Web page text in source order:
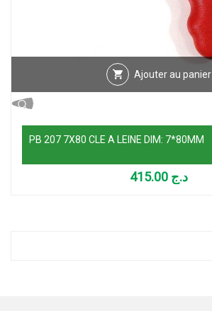
Ajouter au panier
PB 207 7X80 CLE A LEINE DIM: 7*80MM
د.ج